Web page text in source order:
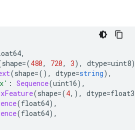
,
shape=(480, 720, 3), dtype=uint8
(shape=(), dtype=string),
: Sequence(uint16),
(shape=(4,), dtype=
(float64),
(float64),